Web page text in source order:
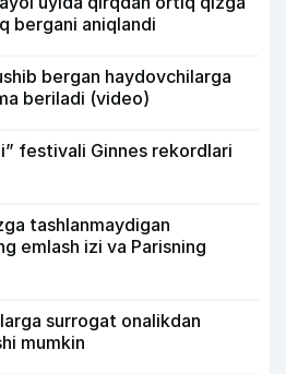
bergani aniqlandi
bergan haydovchilarga
beriladi (video)
festivali Ginnes rekordlari
tashlanmaydigan
emlash izi va Parisning
surrogat onalikdan
mumkin